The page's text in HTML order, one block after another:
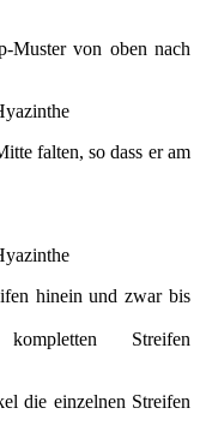
Muster von oben nach
falten, so dass er am
hinein und zwar bis
Streifen
die einzelnen Streifen